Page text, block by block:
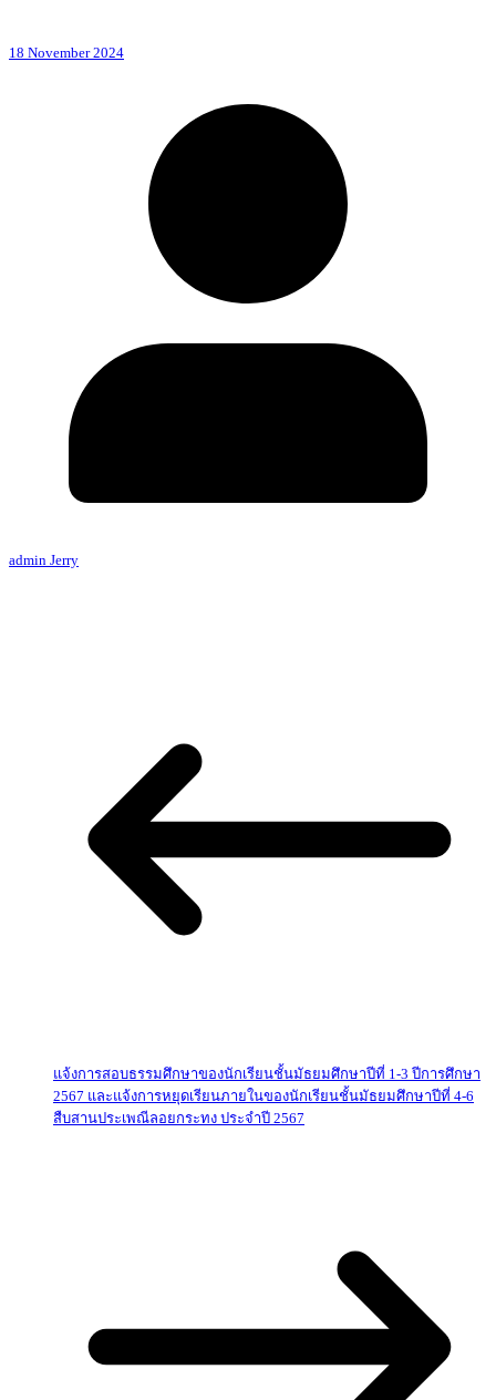
18 November 2024
admin Jerry
แจ้งการสอบธรรมศึกษาของนักเรียนชั้นมัธยมศึกษาปีที่ 1-3 ปีการศึกษา
2567 และแจ้งการหยุดเรียนภายในของนักเรียนชั้นมัธยมศึกษาปีที่ 4-6
สืบสานประเพณีลอยกระทง ประจำปี 2567